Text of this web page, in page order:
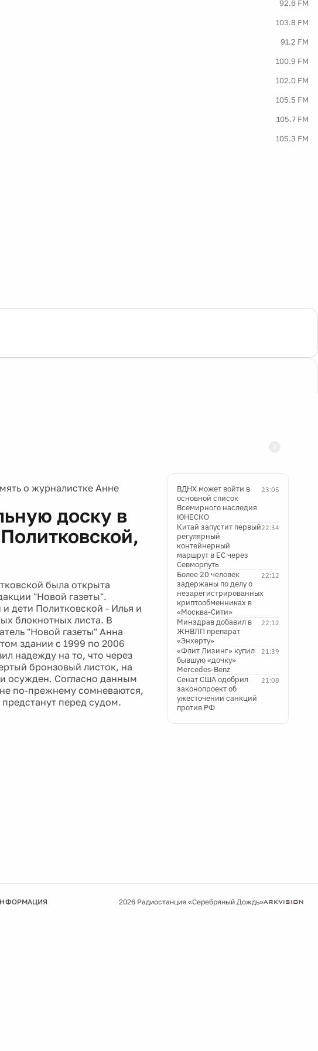
92.6 FM
103.8 FM
91.2 FM
100.9 FM
102.0 FM
105.5 FM
105.7 FM
105.3 FM
о журналистке Анне
доску в
была открыта
"Новой газеты".
дети Политковской - Илья и
блокнотных листа. В
"Новой газеты" Анна
здании с 1999 по 2006
надежду на то, что через
бронзовый листок, на
осужден. Согласно данным
по-прежнему сомневаются,
перед судом.
23:05
ВДНХ может войти в
основной список
Всемирного наследия
ЮНЕСКО
22:34
Китай запустит первый
регулярный
контейнерный
маршрут в ЕС через
Севморпуть
22:12
Более 20 человек
задержаны по делу о
незарегистрированных
криптообменниках в
«Москва-Сити»
22:12
Минздрав добавил в
ЖНВЛП препарат
«Энхерту»
21:39
«Флит Лизинг» купил
бывшую «дочку»
Mercedes-Benz
21:08
Сенат США одобрил
законопроект об
ужесточении санкций
против РФ
2026 Радиостанция «Серебряный Дождь»